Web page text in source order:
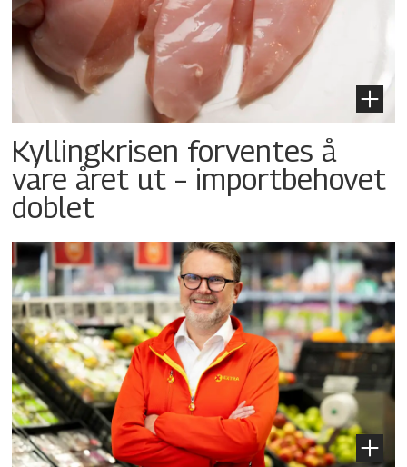
Kyllingkrisen forventes å
vare året ut – importbehovet
doblet